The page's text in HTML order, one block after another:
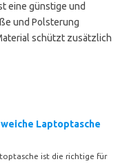
eine günstige und
und Polsterung
schützt zusätzlich
Laptoptasche
ist die richtige für